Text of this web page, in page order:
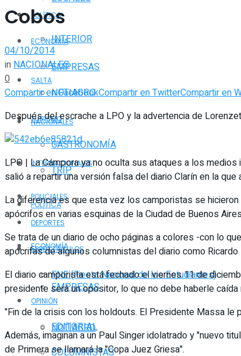
POLÍTICA
ECONOMÍA
EMPRESAS
NOTIAGRO
TURISMO
GASTRONOMÍA
TRIP
POLICIALES
DEPORTES
ESPECTÁCULOS
FNE (Fiesta Nacional de los Estudiantes)
OPINIÓN
EDITORIAL
COLUMNISTAS
INTERIOR
SALTA
NACIONALES
INTERNACIONALES
POLÍTICA
ECONOMÍA
EMPRESAS
NOTIAGRO
Cobos
04/10/2014
inNACIONALES
0
Compartir en FacebookCompartir en TwitterCompartir en
Después del escrache a LPO y la advertencia de
LPO | La Cámpora ya no oculta sus ataques a los
salió a repartir una versión falsa del diario Clarín en la
La diferencia es que esta vez los camporistas se
apócrifos en varias esquinas de la Ciudad de Buenos
Se trata de un diario de ocho páginas a colores -con lo
apócrifas de algunos columnistas del diario como
El diario camporista está fechado el viernes 11 de
presidente será un opositor, lo que no debe haberle
"Fin de la crisis con los holdouts. El Presidente Massa le
Además, imaginan a un Paul Singer idolatrado y "nuevo
de Primera se llamará la "Copa Juez Griesa".